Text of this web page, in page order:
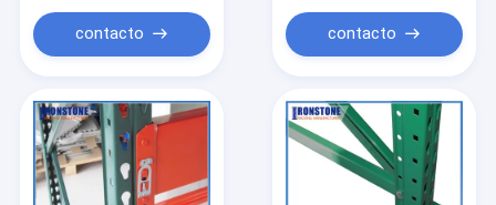
contacto contacto